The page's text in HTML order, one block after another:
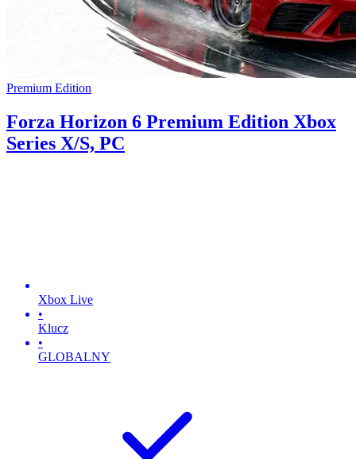
Premium Edition
Forza Horizon 6 Premium Edition Xbox
Series X/S, PC
Xbox Live
•
Klucz
•
GLOBALNY